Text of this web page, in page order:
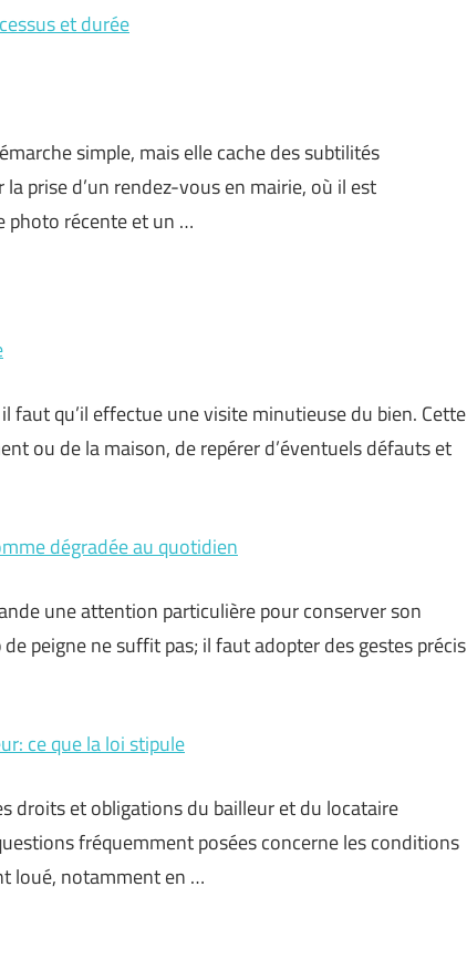
et durée
simple, mais elle cache des subtilités
prise d’un rendez-vous en mairie, où il est
photo récente et un …
faut qu’il effectue une visite minutieuse du bien. Cette
ou de la maison, de repérer d’éventuels défauts et
dégradée au quotidien
une attention particulière pour conserver son
peigne ne suffit pas; il faut adopter des gestes précis
ce que la loi stipule
droits et obligations du bailleur et du locataire
fréquemment posées concerne les conditions
loué, notamment en …